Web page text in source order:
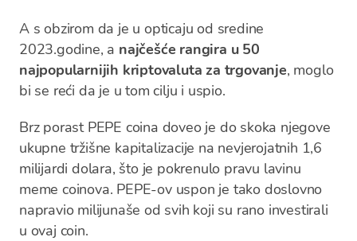
A s obzirom da je u opticaju od sredine
2023.godine, a najčešće rangira u 50
najpopularnijih kriptovaluta za trgovanje, moglo
bi se reći da je u tom cilju i uspio.
Brz porast PEPE coina doveo je do skoka njegove
ukupne tržišne kapitalizacije na nevjerojatnih 1,6
milijardi dolara, što je pokrenulo pravu lavinu
meme coinova. PEPE-ov uspon je tako doslovno
napravio milijunaše od svih koji su rano investirali
u ovaj coin.